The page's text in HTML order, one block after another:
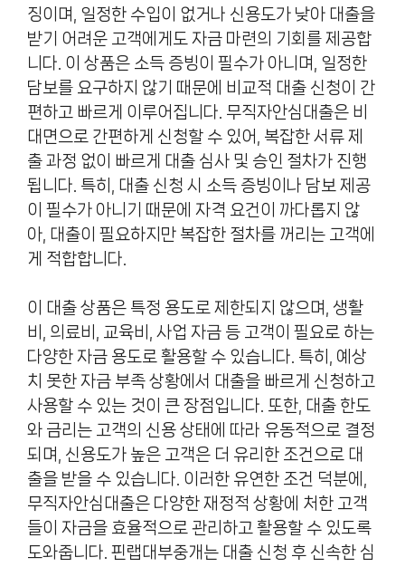
징이며, 일정한 수입이 없거나 신용도가 낮아 대출을
받기 어려운 고객에게도 자금 마련의 기회를 제공합
니다. 이 상품은 소득 증빙이 필수가 아니며, 일정한
담보를 요구하지 않기 때문에 비교적 대출 신청이 간
편하고 빠르게 이루어집니다. 무직자안심대출은 비
대면으로 간편하게 신청할 수 있어, 복잡한 서류 제
출 과정 없이 빠르게 대출 심사 및 승인 절차가 진행
됩니다. 특히, 대출 신청 시 소득 증빙이나 담보 제공
이 필수가 아니기 때문에 자격 요건이 까다롭지 않
아, 대출이 필요하지만 복잡한 절차를 꺼리는 고객에
게 적합합니다.
이 대출 상품은 특정 용도로 제한되지 않으며, 생활
비, 의료비, 교육비, 사업 자금 등 고객이 필요로 하는
다양한 자금 용도로 활용할 수 있습니다. 특히, 예상
치 못한 자금 부족 상황에서 대출을 빠르게 신청하고
사용할 수 있는 것이 큰 장점입니다. 또한, 대출 한도
와 금리는 고객의 신용 상태에 따라 유동적으로 결정
되며, 신용도가 높은 고객은 더 유리한 조건으로 대
출을 받을 수 있습니다. 이러한 유연한 조건 덕분에,
무직자안심대출은 다양한 재정적 상황에 처한 고객
들이 자금을 효율적으로 관리하고 활용할 수 있도록
도와줍니다. 핀랩대부중개는 대출 신청 후 신속한 심